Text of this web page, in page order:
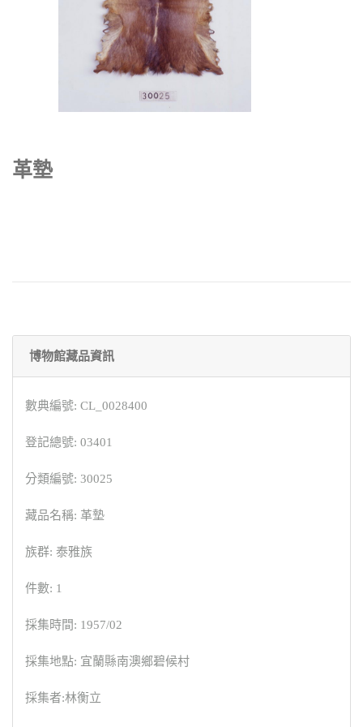
革墊
博物館藏品資訊
數典編號: CL_0028400
登記總號: 03401
分類編號: 30025
藏品名稱: 革墊
族群: 泰雅族
件數: 1
採集時間: 1957/02
採集地點: 宜蘭縣南澳鄉碧候村
採集者:林衡立